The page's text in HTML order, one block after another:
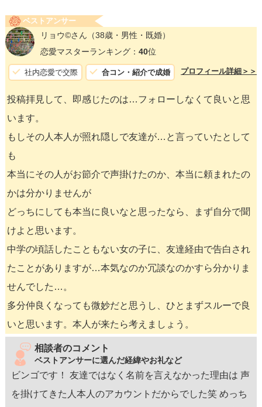
ベストアンサー
リョウ©️さん （38歳・男性・既婚）
恋愛マスターランキング： 40位
社内恋愛で交際 合コン・紹介で成婚 プロフィール詳細＞＞
投稿拝見して、即感じたのは…フォローしなくて良いと思
います。
もしその人本人が照れ隠しで友達が…と言っていたとして
も
本当にその人がお節介で声掛けたのか、本当に頼まれたの
かは分かりませんが
どっちにしても本当に良いなと思ったなら、まず自分で聞
けよと思います。
中学の頃話したこともない女の子に、友達経由で告白され
たことがありますが…本気なのか冗談なのかすら分かりま
せんでした…。
多分仲良くなっても微妙だと思うし、ひとまずスルーで良
いと思います。本人が来たら考えましょう。
相談者のコメント
ベストアンサーに選んだ経緯やお礼など
ビンゴです！ 友達ではなく名前を言えなかった理由は 声
を掛けてきた人本人のアカウントだからでした笑 めっち